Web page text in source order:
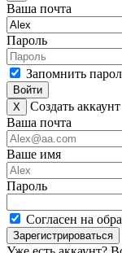
Ваша почта
Пароль
Запомнить
Войти
X
Создать аккаунт
Ваша почта
Ваше имя
Пароль
Согласен на
Зарегистрироваться